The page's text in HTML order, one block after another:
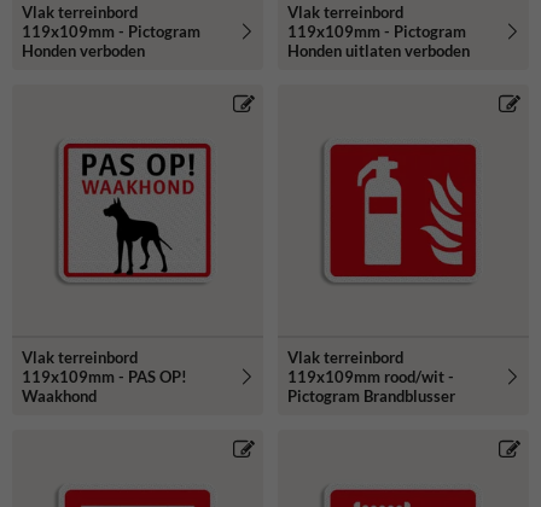
Vlak terreinbord
119x109mm - Pictogram
Honden verboden
Vlak terreinbord
119x109mm - Pictogram
Honden uitlaten verboden
Vlak terreinbord
119x109mm - PAS OP!
Waakhond
Vlak terreinbord
119x109mm rood/wit -
Pictogram Brandblusser